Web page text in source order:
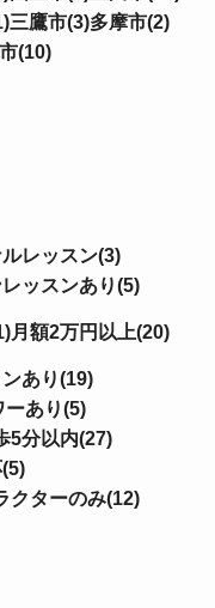
三鷹市(3)多摩市(2)
(10)
レッスン(3)
ッスンあり(5)
月額2万円以上(20)
あり(19)
ーあり(5)
5分以内(27)
クターのみ(12)